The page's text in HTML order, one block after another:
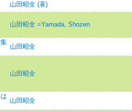
山田昭全 (著)
山田昭全 =Yamada, Shozen
山田昭全
山田昭全
山田昭全